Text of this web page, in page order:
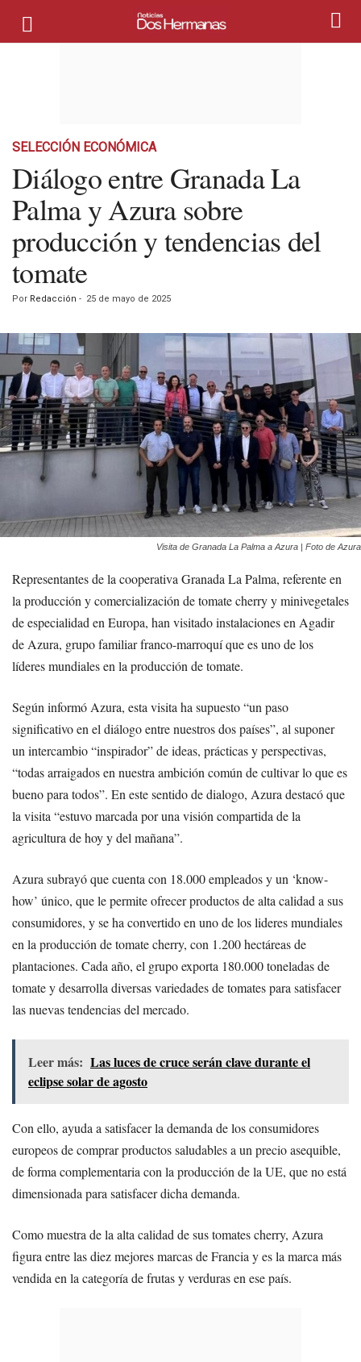
SELECCIÓN ECONÓMICA
Diálogo entre Granada La
Palma y Azura sobre
producción y tendencias del
tomate
Por Redacción - 25 de mayo de 2025
Visita de Granada La Palma a Azura | Foto de Azura
Representantes de la cooperativa Granada La Palma, referente en
la producción y comercialización de tomate cherry y minivegetales
de especialidad en Europa, han visitado instalaciones en Agadir
de Azura, grupo familiar franco-marroquí que es uno de los
líderes mundiales en la producción de tomate.
Según informó Azura, esta visita ha supuesto “un paso
significativo en el diálogo entre nuestros dos países”, al suponer
un intercambio “inspirador” de ideas, prácticas y perspectivas,
“todas arraigados en nuestra ambición común de cultivar lo que es
bueno para todos”. En este sentido de dialogo, Azura destacó que
la visita “estuvo marcada por una visión compartida de la
agricultura de hoy y del mañana”.
Azura subrayó que cuenta con 18.000 empleados y un ‘know-
how’ único, que le permite ofrecer productos de alta calidad a sus
consumidores, y se ha convertido en uno de los lideres mundiales
en la producción de tomate cherry, con 1.200 hectáreas de
plantaciones. Cada año, el grupo exporta 180.000 toneladas de
tomate y desarrolla diversas variedades de tomates para satisfacer
las nuevas tendencias del mercado.
Leer más: Las luces de cruce serán clave durante el
eclipse solar de agosto
Con ello, ayuda a satisfacer la demanda de los consumidores
europeos de comprar productos saludables a un precio asequible,
de forma complementaria con la producción de la UE, que no está
dimensionada para satisfacer dicha demanda.
Como muestra de la alta calidad de sus tomates cherry, Azura
figura entre las diez mejores marcas de Francia y es la marca más
vendida en la categoría de frutas y verduras en ese país.